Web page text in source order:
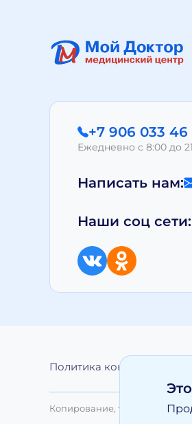
+7 906 033 46
Ежедневно с 8:00 до
Написать нам:
Наши соц сети:
Политика
Копирование,